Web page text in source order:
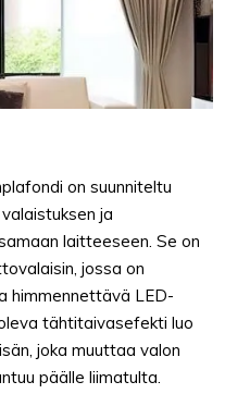
on suunniteltu
ja
laitteeseen. Se on
jossa on
himmennettävä LED-
tähtitaivasefekti luo
joka muuttaa valon
päälle liimatulta.